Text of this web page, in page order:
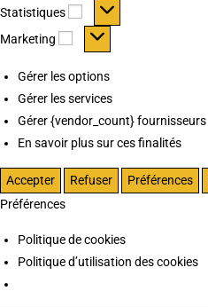
Statistiques Statistiques
Marketing Marketing
Gérer les options
Gérer les services
Gérer {vendor_count} fournisseurs
En savoir plus sur ces finalités
Accepter Refuser Préférences
Préférences
Politique de cookies
Politique d’utilisation des cookies